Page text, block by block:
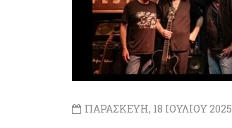
ΠΑΡΑΣΚΕΥΗ, 18 ΙΟΥΛΙΟΥ 2025